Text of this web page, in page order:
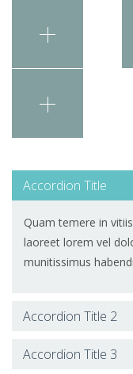
Accordion Title
Quam temere in
laoreet lorem vel
munitissimus
Accordion Title 2
Accordion Title 3